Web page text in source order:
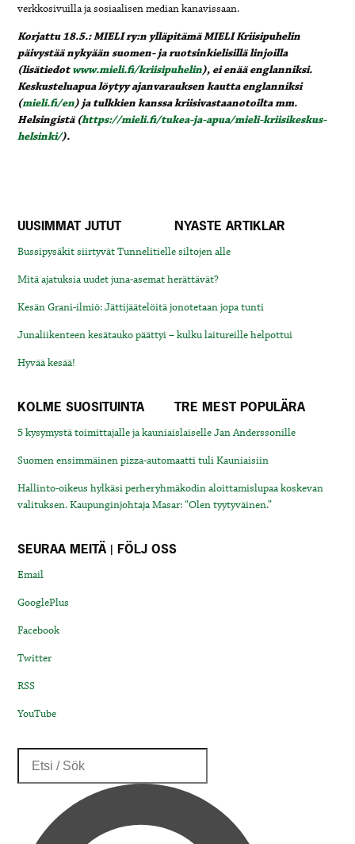
verkkosivuilla ja sosiaalisen median kanavissaan.
Korjattu 18.5.: MIELI ry:n ylläpitämä MIELI Kriisipuhelin
päivystää nykyään suomen- ja ruotsinkielisillä linjoilla
(lisätiedotwww.mieli.fi/kriisipuhelin), ei enää englanniksi.
Keskusteluapua löytyy ajanvarauksen kautta englanniksi
(mieli.fi/en) ja tulkkien kanssa kriisivastaanotoilta mm.
Helsingistä (https://mieli.fi/tukea-ja-apua/mieli-kriisikeskus-
helsinki/).
UUSIMMAT JUTUT NYASTE ARTIKLAR
Bussipysäkit siirtyvät Tunnelitielle siltojen alle
Mitä ajatuksia uudet juna-asemat herättävät?
Kesän Grani-ilmiö: Jättijäätelöitä jonotetaan jopa tunti
Junaliikenteen kesätauko päättyi – kulku laitureille helpottui
Hyvää kesää!
KOLME SUOSITUINTA TRE MEST POPULÄRA
5 kysymystä toimittajalle ja kauniaislaiselle Jan Anderssonille
Suomen ensimmäinen pizza-automaatti tuli Kauniaisiin
Hallinto-oikeus hylkäsi perheryhmäkodin aloittamislupaa koskevan
valituksen. Kaupunginjohtaja Masar: “Olen tyytyväinen.”
SEURAA MEITÄ | FÖLJ OSS
Email
GooglePlus
Facebook
Twitter
RSS
YouTube